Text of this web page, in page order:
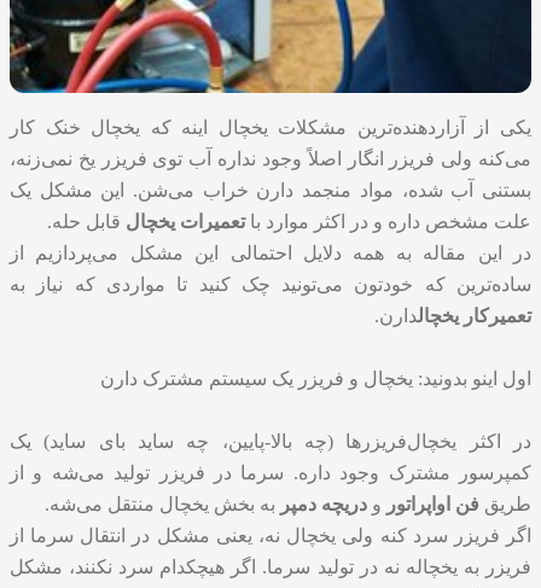
یکی از آزاردهنده‌ترین مشکلات یخچال اینه که یخچال خنک کار
می‌کنه ولی فریزر انگار اصلاً وجود نداره آب توی فریزر یخ نمی‌زنه،
بستنی آب شده، مواد منجمد دارن خراب می‌شن. این مشکل یک
علت مشخص داره و در اکثر موارد باتعمیرات یخچال قابل حله.
در این مقاله به همه دلایل احتمالی این مشکل می‌پردازیم از
ساده‌ترین که خودتون می‌تونید چک کنید تا مواردی که نیاز به
تعمیرکار یخچالدارن.
اول اینو بدونید: یخچال و فریزر یک سیستم مشترک دارن
در اکثر یخچال‌فریزرها (چه بالا-پایین، چه ساید بای ساید) یک
کمپرسور مشترک وجود داره. سرما در فریزر تولید می‌شه و از
طریق فن اواپراتور و دریچه دمپر به بخش یخچال منتقل می‌شه.
اگر فریزر سرد کنه ولی یخچال نه، یعنی مشکل در انتقال سرما از
فریزر به یخچاله نه در تولید سرما. اگر هیچکدام سرد نکنند، مشکل